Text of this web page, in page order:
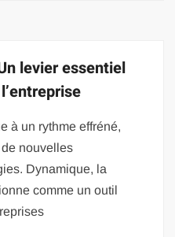
levier essentiel
à un rythme effréné,
nouvelles
Dynamique, la
comme un outil